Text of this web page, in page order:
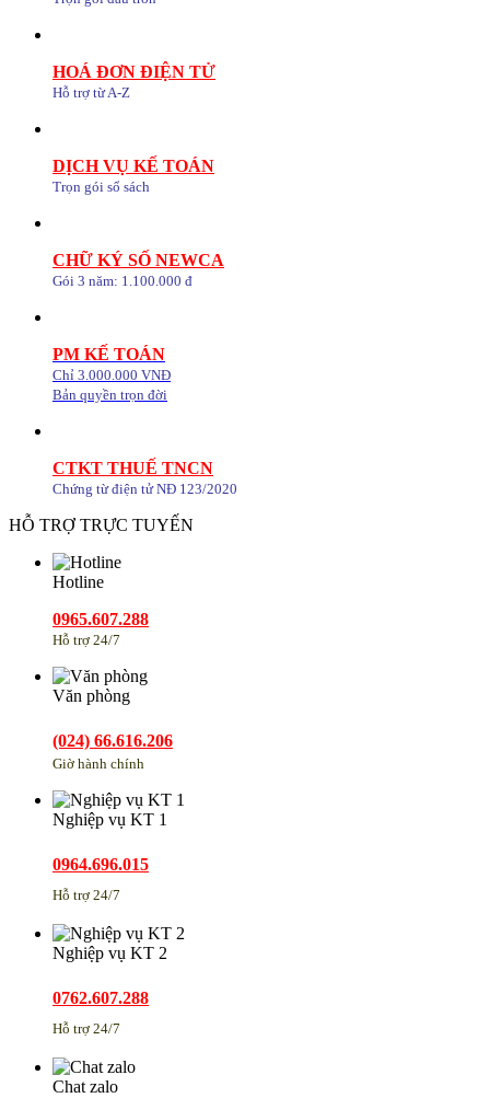
HOÁ ĐƠN ĐIỆN TỬ
Hỗ trợ từ A-Z
DỊCH VỤ KẾ TOÁN
Trọn gói sổ sách
CHỮ KÝ SỐ NEWCA
Gói 3 năm: 1.100.000 đ
PM KẾ TOÁN
Chỉ 3.000.000 VNĐ
Bản quyền trọn đời
CTKT THUẾ TNCN
Chứng từ điện tử NĐ 123/2020
HỖ TRỢ TRỰC TUYẾN
Hotline
0965.607.288
Hỗ trợ 24/7
Văn phòng
(024) 66.616.206
Giờ hành chính
Nghiệp vụ KT 1
0964.696.015
Hỗ trợ 24/7
Nghiệp vụ KT 2
0762.607.288
Hỗ trợ 24/7
Chat zalo